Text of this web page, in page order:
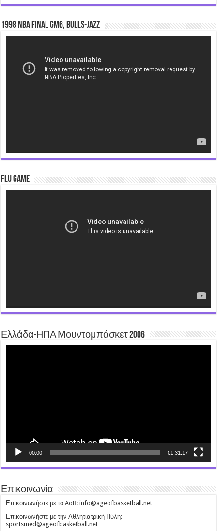
1998 NBA Final gm6, Bulls-Jazz
Flu Game
Ελλάδα-ΗΠΑ Μουντομπάσκετ 2006
00:00 01:31:17
Επικοινωνία
Επικοινωνήστε με το AoB: info@ageofbasketball.net
Επικοινωνήστε με την Αθλητιατρική Πύλη:
sportsmed@ageofbasketball.net